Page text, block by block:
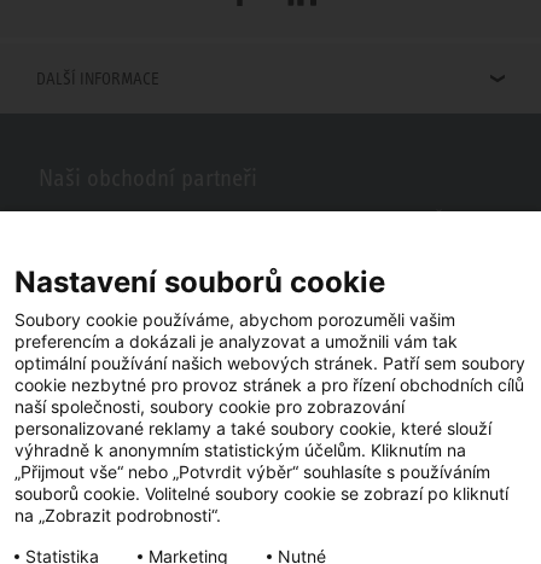
DALŠÍ INFORMACE
se vám naši partneři ve vašem okolí.
YouTube Facebook LinkedIn
Nastavení souborů cookie
Soubory cookie používáme, abychom porozuměli vašim
preferencím a dokázali je analyzovat a umožnili vám tak
optimální používání našich webových stránek. Patří sem soubory
cookie nezbytné pro provoz stránek a pro řízení obchodních cílů
naší společnosti, soubory cookie pro zobrazování
personalizované reklamy a také soubory cookie, které slouží
výhradně k anonymním statistickým účelům. Kliknutím na
„Přijmout vše“ nebo „Potvrdit výběr“ souhlasíte s používáním
souborů cookie. Volitelné soubory cookie se zobrazí po kliknutí
na „Zobrazit podrobnosti“.
Statistika
Marketing Nutné